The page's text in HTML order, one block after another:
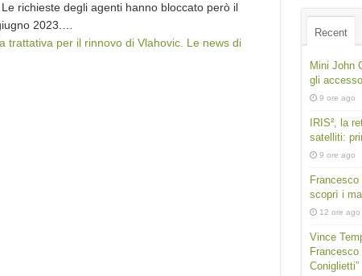
richieste degli agenti hanno bloccato però il
2023.…
trattativa per il rinnovo di Vlahovic. Le news di
Recent
Mini John
gli
9 ore ago
IRIS², la
satelliti:
9 ore ago
scoprì i
12 ore ago
Vince
Coniglietti”